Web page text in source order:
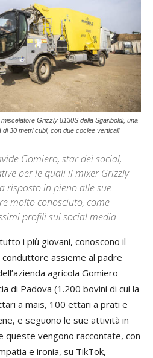
Grizzly 8130S della Sgariboldi, una
30 metri cubi, con due coclee verticali
Gomiero, star dei social,
per le quali il mixer Grizzly
risposto in pieno alle sue
molto conosciuto, come
profili sui social media
i più giovani, conoscono il
conduttore assieme al padre
agricola Gomiero
di Padova (1.200 bovini di cui la
a mais, 100 ettari a prati e
e seguono le sue attività in
queste vengono raccontate, con
e ironia, su TikTok,